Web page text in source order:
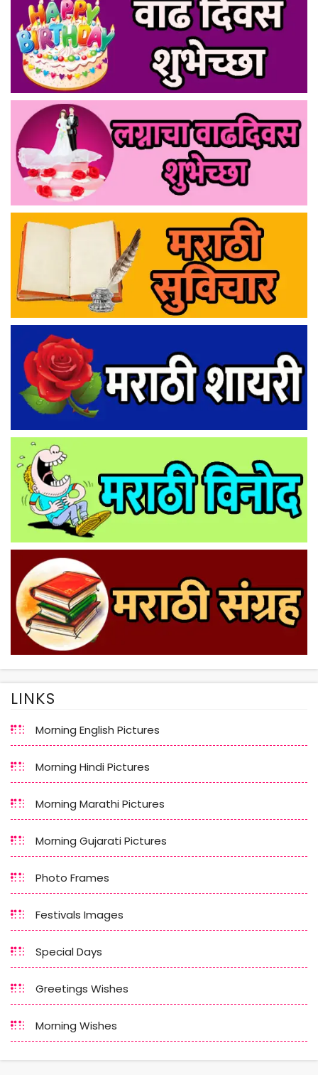
LINKS
Morning English Pictures
Morning Hindi Pictures
Morning Marathi Pictures
Morning Gujarati Pictures
Photo Frames
Festivals Images
Special Days
Greetings Wishes
Morning Wishes